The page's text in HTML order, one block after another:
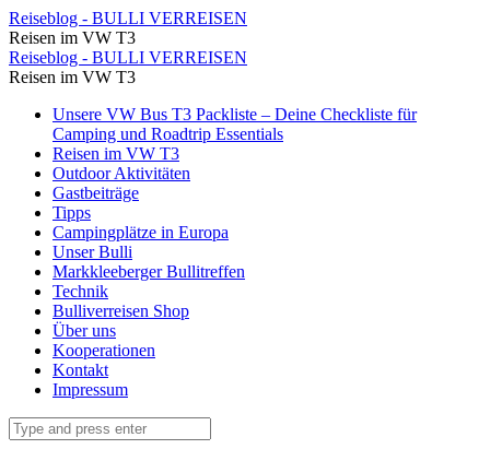
Auf
dem
Weg
zum
Weier
Reiseblog
BULLI
VERREISEN
Reiseblog - BULLI VERREISEN
Reisen im VW T3
Auf
dem
Weg
zum
Weier
Reiseblog
BULLI
VERREISEN
Reiseblog - BULLI VERREISEN
Reisen im VW T3
Skip
content
Unsere VW Bus T3 Packliste – Deine Checkliste für
Camping und Roadtrip Essentials
Reisen im VW T3
Outdoor Aktivitäten
Gastbeiträge
Tipps
Campingplätze in Europa
Unser Bulli
Markkleeberger Bullitreffen
Technik
Bulliverreisen Shop
Über uns
Kooperationen
Kontakt
Impressum
Search